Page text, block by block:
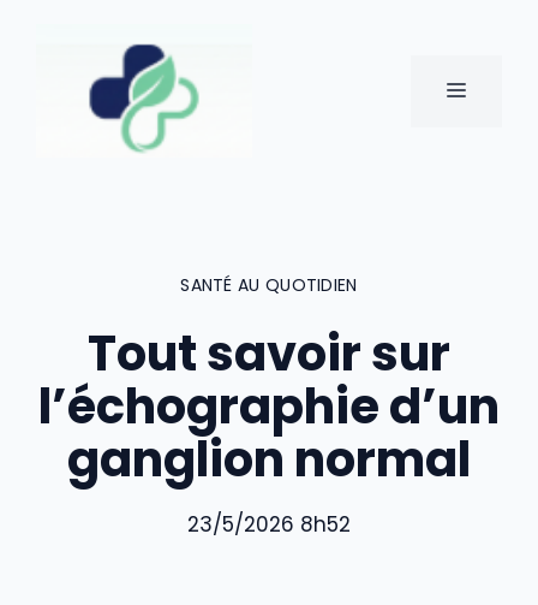
MENU
SANTÉ AU QUOTIDIEN
Tout savoir sur
l’échographie d’un
ganglion normal
23/5/2026 8h52